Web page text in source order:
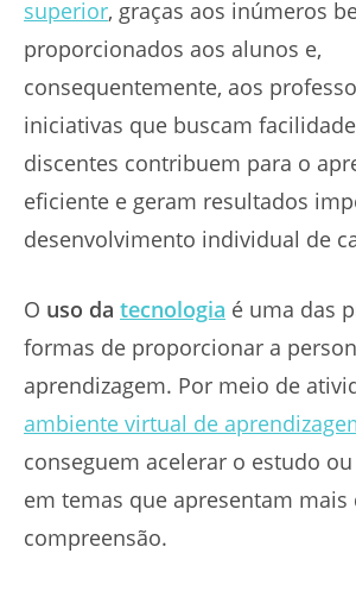
superior, graças aos inúmeros
proporcionados aos alunos e,
consequentemente, aos
iniciativas que buscam
discentes contribuem para o
eficiente e geram resultados
desenvolvimento individual de
O uso da tecnologia é uma das
formas de proporcionar a
aprendizagem. Por meio de
ambiente virtual de
conseguem acelerar o estudo
em temas que apresentam
compreensão.